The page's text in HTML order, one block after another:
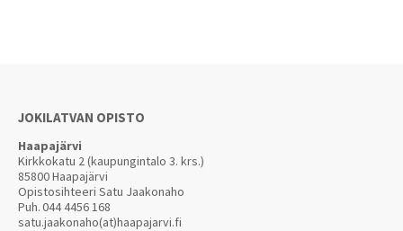
JOKILATVAN OPISTO
Haapajärvi
Kirkkokatu 2 (kaupungintalo 3. krs.)
85800 Haapajärvi
Opistosihteeri Satu Jaakonaho
Puh.044 4456 168
satu.jaakonaho(at)haapajarvi.fi